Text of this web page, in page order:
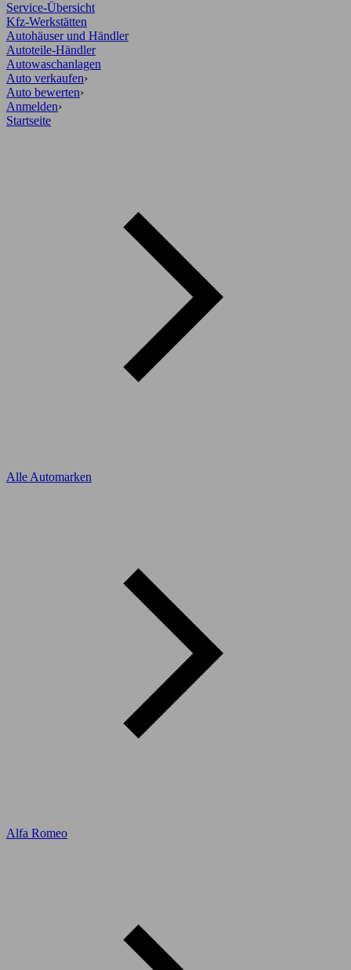
Service-Übersicht
Kfz-Werkstätten
Autohäuser und Händler
Autoteile-Händler
Autowaschanlagen
Auto verkaufen›
Auto bewerten›
Anmelden›
Startseite
Alle Automarken
Alfa Romeo